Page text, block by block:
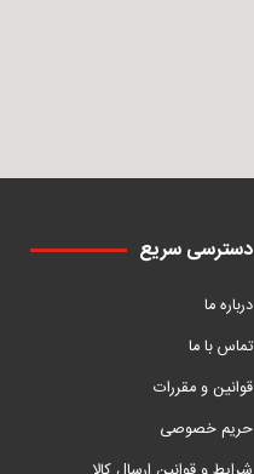
دسترسی سریع
درباره ما
تماس با ما
قوانین و مقررات
حریم خصوصی